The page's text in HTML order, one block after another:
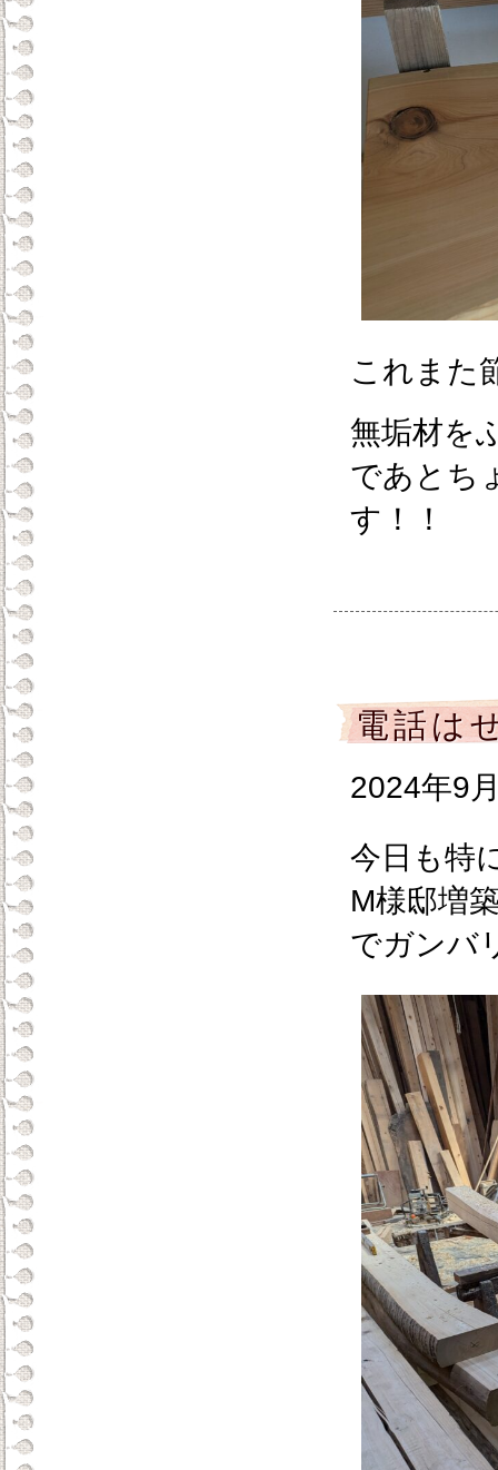
これまた
無垢材を
であとち
す！！
電話は
2024年9
今日も特
M様邸増
でガンバ